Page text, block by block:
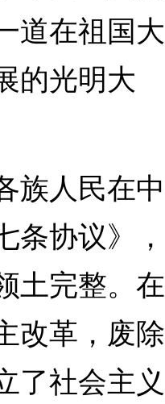
道在祖国大
的光明大
人民在中
条协议》，
土完整。在
改革，废除
了社会主义